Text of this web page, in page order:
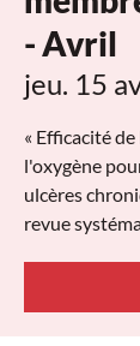
- Avril
jeu. 15
« Efficacité
l'oxygène
ulcères
revue